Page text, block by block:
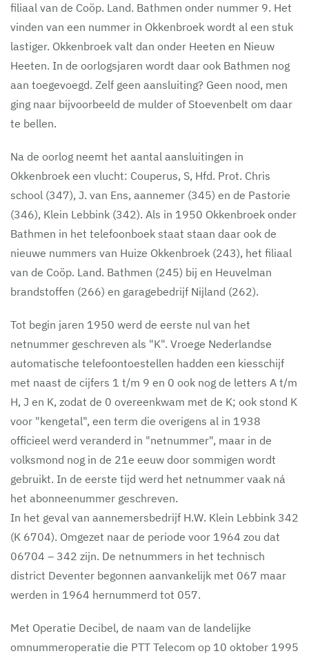
filiaal van de Coöp. Land. Bathmen onder nummer 9. Het
vinden van een nummer in Okkenbroek wordt al een stuk
lastiger. Okkenbroek valt dan onder Heeten en Nieuw
Heeten. In de oorlogsjaren wordt daar ook Bathmen nog
aan toegevoegd. Zelf geen aansluiting? Geen nood, men
ging naar bijvoorbeeld de mulder of Stoevenbelt om daar
te bellen.
Na de oorlog neemt het aantal aansluitingen in
Okkenbroek een vlucht: Couperus, S, Hfd. Prot. Chris
school (347), J. van Ens, aannemer (345) en de Pastorie
(346), Klein Lebbink (342). Als in 1950 Okkenbroek onder
Bathmen in het telefoonboek staat staan daar ook de
nieuwe nummers van Huize Okkenbroek (243), het filiaal
van de Coöp. Land. Bathmen (245) bij en Heuvelman
brandstoffen (266) en garagebedrijf Nijland (262).
Tot begin jaren 1950 werd de eerste nul van het
netnummer geschreven als "K". Vroege Nederlandse
automatische telefoontoestellen hadden een kiesschijf
met naast de cijfers 1 t/m 9 en 0 ook nog de letters A t/m
H, J en K, zodat de 0 overeenkwam met de K; ook stond K
voor "kengetal", een term die overigens al in 1938
officieel werd veranderd in "netnummer", maar in de
volksmond nog in de 21e eeuw door sommigen wordt
gebruikt. In de eerste tijd werd het netnummer vaak ná
het abonneenummer geschreven.
In het geval van aannemersbedrijf H.W. Klein Lebbink 342
(K 6704). Omgezet naar de periode voor 1964 zou dat
06704 – 342 zijn. De netnummers in het technisch
district Deventer begonnen aanvankelijk met 067 maar
werden in 1964 hernummerd tot 057.
Met Operatie Decibel, de naam van de landelijke
omnummeroperatie die PTT Telecom op 10 oktober 1995